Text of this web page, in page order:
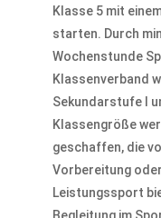
Klasse 5 mit
starten. Durch
Wochenstunde
Klassenverband
Sekundarstufe I
Klassengröße
geschaffen, die
Vorbereitung
Leistungssport